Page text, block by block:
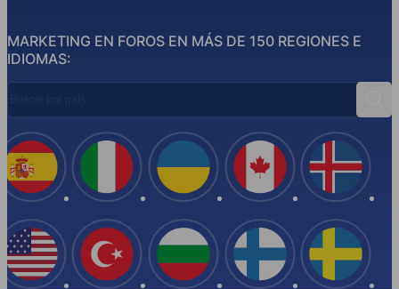
MARKETING EN FOROS EN MÁS DE 150 REGIONES E
IDIOMAS:
España
EE.UU
Italia
Turquía
Ucrania
Bulgaria
Canadá
Finlandia Suecia